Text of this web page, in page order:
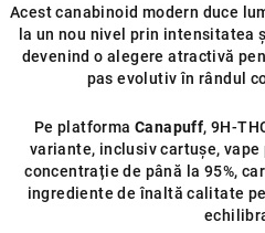
u
l
l
s
t
ă
r
i
Acest canabinoid modern duce
la un nou nivel prin intensitatea
devenind o alegere atractivă
pas evolutiv în rândul
Pe platforma Canapuff, 9H-
variante, inclusiv cartușe,
concentrație de până la 95%,
ingrediente de înaltă calitate